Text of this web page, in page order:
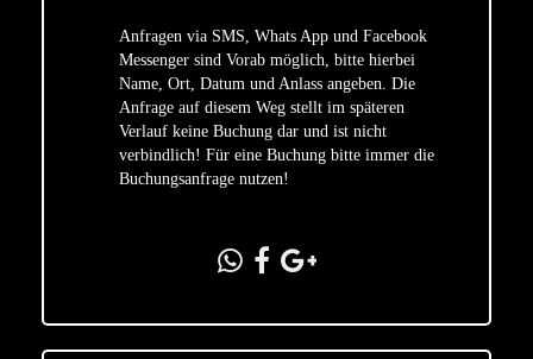
Anfragen via SMS, Whats App und Facebook
Messenger sind Vorab möglich, bitte hierbei
Name, Ort, Datum und Anlass angeben. Die
Anfrage auf diesem Weg stellt im späteren
Verlauf keine Buchung dar und ist nicht
verbindlich! Für eine Buchung bitte immer die
Buchungsanfrage nutzen!